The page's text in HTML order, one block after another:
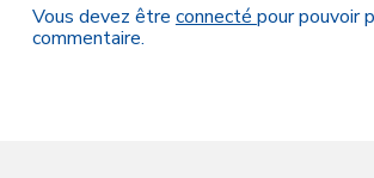
Vous devez être connecté pour pouvoir
commentaire.